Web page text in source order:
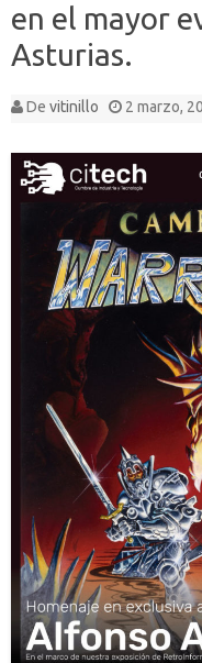
en el mayor
Asturias.
De vitinillo 2 marzo,